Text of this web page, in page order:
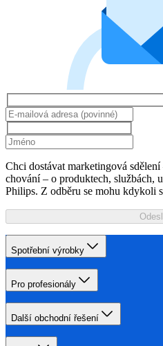
Chci dostávat marketingová
chování – o produktech, službách,
Philips. Z odběru se mohu kdykoli
Spotřební výrobky
Pro profesionály
Další obchodní řešení